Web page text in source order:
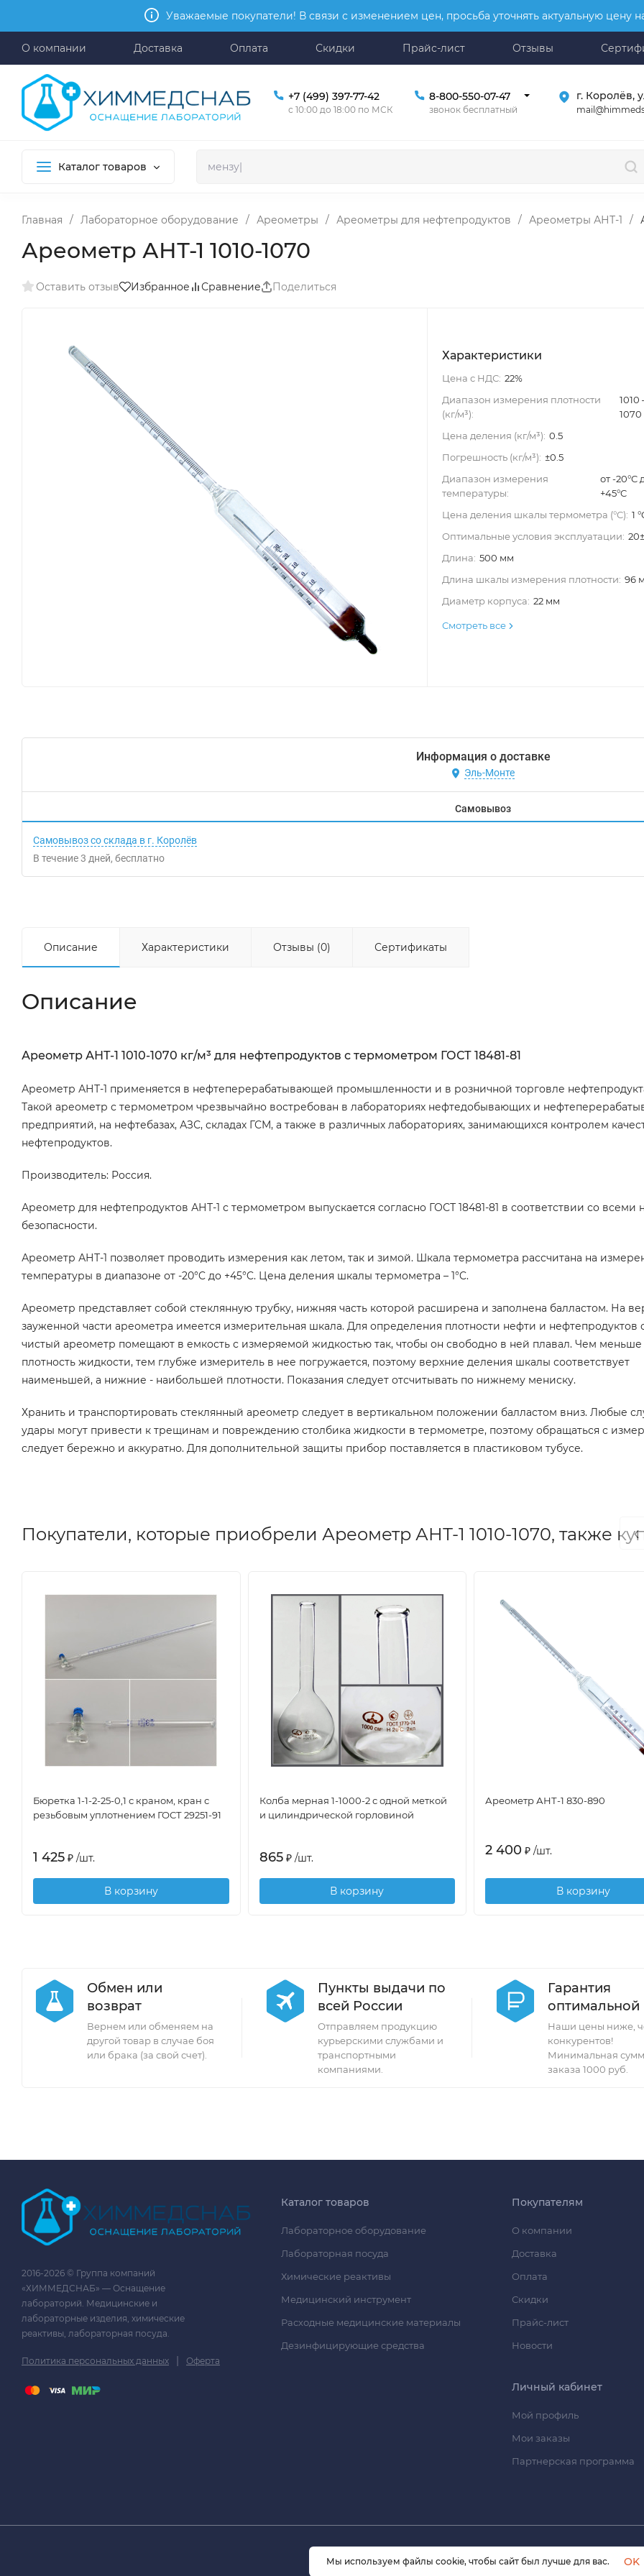
Уважаемые покупатели! В связи с изменением цен, просьба уточнять актуальную цену
О компании Доставка Оплата Скидки Прайс-лист Отзывы
+7 (499) 397-77-42
с 10:00 до 18:00 по МСК
8-800-550-07-47
звонок бесплатный
г. Королёв,
Каталог товаров
Главная / Лабораторное оборудование / Ареометры / Ареометры для нефтепродуктов / Ареометры АНТ-1 /
Ареометр АНТ-1 1010-1070
Оставить отзыв Избранное Сравнение Поделиться
Характеристики
Цена с НДС: 22%
Диапазон измерения плотности
(кг/м³):
1070
Цена деления (кг/м³): 0.5
Погрешность (кг/м³): ±0.5
Диапазон измерения
температуры:
от -20°C
+45°C
Цена деления шкалы термометра (°C): 1
Оптимальные условия эксплуатации:
Длина: 500 мм
Длина шкалы измерения плотности: 96
Диаметр корпуса: 22 мм
Смотреть все
Информация о доставке
Эль-Монте
Самовывоз
Самовывоз со склада в г. Королёв
В течение3 дней Бесплатно
Описание Характеристики Отзывы (0) Сертификаты
Описание
Ареометр АНТ-1 1010-1070 кг/м³ для нефтепродуктов с термометром ГОСТ 18481-81
Ареометр АНТ-1 применяется в нефтеперерабатывающей промышленности и в розничной торговле
Такой ареометр с термометром чрезвычайно востребован в лабораториях нефтедобывающих и
предприятий, на нефтебазах, АЗС, складах ГСМ, а также в различных лабораториях, занимающихся контролем
нефтепродуктов.
Производитель: Россия.
Ареометр для нефтепродуктов АНТ-1 с термометром выпускается согласно ГОСТ 18481-81 в соответствии со всеми
безопасности.
Ареометр АНТ-1 позволяет проводить измерения как летом, так и зимой. Шкала термометра рассчитана на
температуры в диапазоне от -20°C до +45°C. Цена деления шкалы термометра – 1°C.
Ареометр представляет собой стеклянную трубку, нижняя часть которой расширена и заполнена балластом. На
зауженной части ареометра имеется измерительная шкала. Для определения плотности нефти и нефтепродуктов
чистый ареометр помещают в емкость с измеряемой жидкостью так, чтобы он свободно в ней плавал. Чем меньше
плотность жидкости, тем глубже измеритель в нее погружается, поэтому верхние деления шкалы соответствует
наименьшей, а нижние - наибольшей плотности. Показания следует отсчитывать по нижнему мениску.
Хранить и транспортировать стеклянный ареометр следует в вертикальном положении балластом вниз. Любые
удары могут привести к трещинам и повреждению столбика жидкости в термометре, поэтому обращаться с
следует бережно и аккуратно. Для дополнительной защиты прибор поставляется в пластиковом тубусе.
Покупатели, которые приобрели Ареометр АНТ-1 1010-1070, также
Бюретка 1-1-2-25-0,1 с краном, кран с
резьбовым уплотнением ГОСТ 29251-91
1 425 ₽ /шт.
В корзину
Колба мерная 1-1000-2 с одной меткой
и цилиндрической горловиной
865 ₽ /шт.
В корзину
Ареометр АНТ-1 830-890
2 400 ₽ /шт.
В корзину
‹
Обмен или
возврат
Вернем или обменяем на
другой товар в случае боя
или брака (за свой счет).
Пункты выдачи по
всей России
Отправляем продукцию
курьерскими службами и
транспортными
компаниями.
Гарантия
оптимальной
Наши цены ниже,
конкурентов!
Минимальная
заказа 1000 руб.
2016-2026 © Группа компаний
«ХИММЕДСНАБ» — Оснащение
лабораторий. Медицинские и
лабораторные изделия, химические
реактивы, лабораторная посуда.
Политика персональных данных | Оферта
Каталог товаров
Лабораторное оборудование
Лабораторная посуда
Химические реактивы
Медицинский инструмент
Расходные медицинские материалы
Дезинфицирующие средства
Покупателям
О компании
Доставка
Оплата
Скидки
Прайс-лист
Новости
Личный кабинет
Мой профиль
Мои заказы
Партнерская программа
Мы используем файлы cookie, чтобы сайт был лучше для вас.
OK